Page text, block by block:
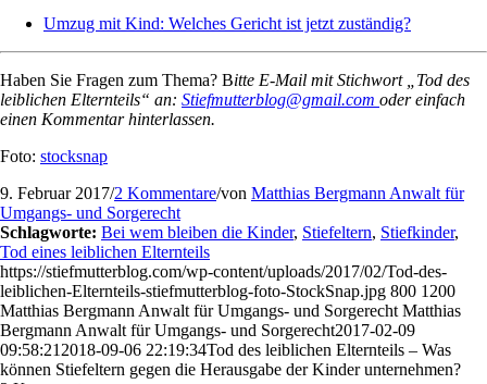
Umzug mit Kind: Welches Gericht ist jetzt zuständig?
Haben Sie Fragen zum Thema? Bitte E-Mail mit Stichwort „Tod des
leiblichen Elternteils“ an: Stiefmutterblog@gmail.com oder einfach
einen Kommentar hinterlassen.
Foto: stocksnap
9. Februar 2017/2 Kommentare/von Matthias Bergmann Anwalt für
Umgangs- und Sorgerecht
Schlagworte: Bei wem bleiben die Kinder, Stiefeltern, Stiefkinder,
Tod eines leiblichen Elternteils
https://stiefmutterblog.com/wp-content/uploads/2017/02/Tod-des-
leiblichen-Elternteils-stiefmutterblog-foto-StockSnap.jpg 800 1200
Matthias Bergmann Anwalt für Umgangs- und Sorgerecht Matthias
Bergmann Anwalt für Umgangs- und Sorgerecht2017-02-09
09:58:21 2018-09-06 22:19:34Tod des leiblichen Elternteils – Was
können Stiefeltern gegen die Herausgabe der Kinder unternehmen?